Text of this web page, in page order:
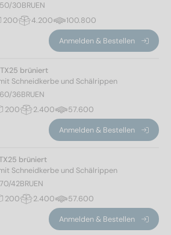
30BRUEN
200 4.200 100.800
Anmelden & Bestellen
brüniert
Schneidkerbe und Schälrippen
36BRUEN
200 2.400 57.600
Anmelden & Bestellen
brüniert
Schneidkerbe und Schälrippen
42BRUEN
200 2.400 57.600
Anmelden & Bestellen